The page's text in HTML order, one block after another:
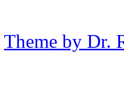
Theme by Dr.